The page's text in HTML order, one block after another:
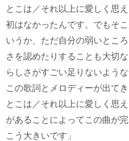
とこは／それ以上に愛しく思
初はなかったんです。でもそ
いうか、ただ自分の弱いとこ
さを認めたりすることも大切
らしさがすごい足りないよう
この歌詞とメロディーが出て
とこは／それ以上に愛しく思
があることによってこの曲が
こう大きいです」